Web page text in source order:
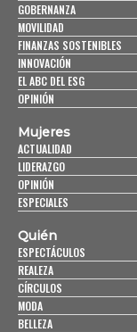
GOBERNANZA
MOVILIDAD
FINANZAS SOSTENIBLES
INNOVACIÓN
EL ABC DEL ESG
OPINIÓN
Mujeres
ACTUALIDAD
LIDERAZGO
OPINIÓN
ESPECIALES
Quién
ESPECTÁCULOS
REALEZA
CÍRCULOS
MODA
BELLEZA